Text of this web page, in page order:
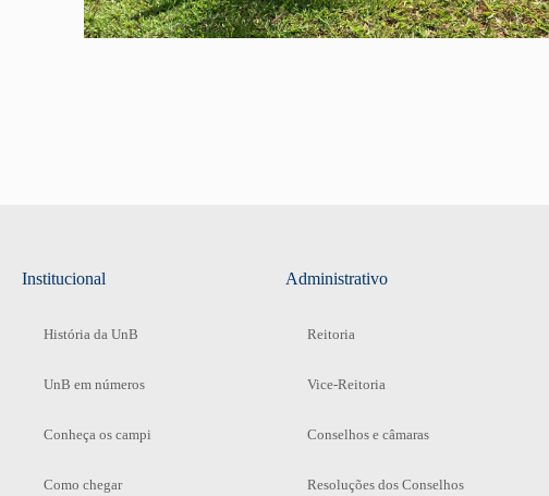
Institucional
História da UnB
UnB em números
Conheça os campi
Como chegar
Administrativo
Reitoria
Vice-Reitoria
Conselhos e câmaras
Resoluções dos Conselhos